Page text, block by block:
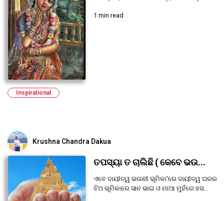
1 min read
Inspirational
Krushna Chandra Dakua
ତପସ୍ୟା ତ ଚାଲିଛି ( କେବେ ଭଉ...
ଏବେ ଦାୟୀତ୍ୱ ଭଉଣୀ ଭୂମିକା'ରେ ଦାୟୀତ୍ୱ ଘରର
ଝିଅ ଭୂମିକାରେ ସାନ ଭାଇ ଓ ମାଆ ମୁହଁରେ ହସ...